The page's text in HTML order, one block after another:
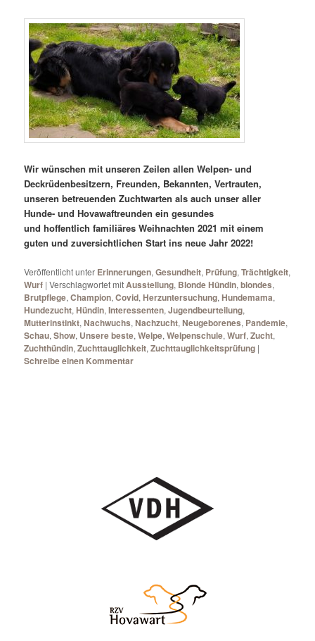
Wir wünschen mit unseren Zeilen allen Welpen- und
Deckrüdenbesitzern, Freunden, Bekannten, Vertrauten,
unseren betreuenden Zuchtwarten als auch unser aller
Hunde- und Hovawaftreunden ein gesundes
und hoffentlich familiäres Weihnachten 2021 mit einem
guten und zuversichtlichen Start ins neue Jahr 2022!
Veröffentlicht unter Erinnerungen,Gesundheit, Prüfung,Trächtigkeit,
Wurf |Verschlagwortet mitAusstellung, Blonde Hündin,blondes,
Brutpflege,Champion,Covid,Herzuntersuchung,Hundemama,
Hundezucht,Hündin,Interessenten,Jugendbeurteilung,
Mutterinstinkt,Nachwuchs,Nachzucht,Neugeborenes, Pandemie,
Schau,Show, Unsere beste,Welpe,Welpenschule,Wurf,Zucht,
Zuchthündin,Zuchttauglichkeit,Zuchttauglichkeitsprüfung |
Schreibe einen Kommentar